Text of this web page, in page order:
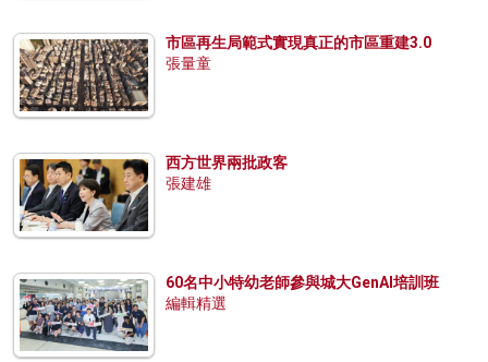
市區再生局範式實現真正的市區重建3.0
張量童
西方世界兩批政客
張建雄
60名中小特幼老師參與城大GenAI培訓班
編輯精選